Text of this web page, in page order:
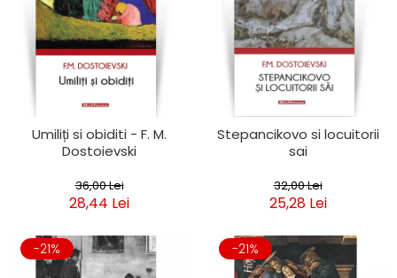
Umiliți si obiditi - F. M.
Dostoievski
36,00 Lei
28,44 Lei
Stepancikovo si locuitorii
sai
32,00 Lei
25,28 Lei
-21% -21%